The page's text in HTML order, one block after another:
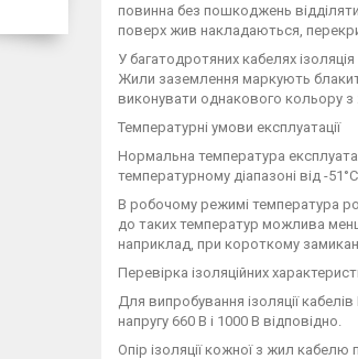
повинна без пошкоджень
поверх жив накладаються,
У багатодротяних кабелях
Жили заземлення маркують
виконувати однакового кольору з
Температурні умови експлуатації
Нормальна температура
температурному діапазоні від -
В робочому режимі температура
до таких температур можлива
наприклад, при короткому
Перевірка ізоляційних
Для випробування ізоляції
напругу 660 В і 1000 В відповідно.
Опір ізоляції кожної з жил